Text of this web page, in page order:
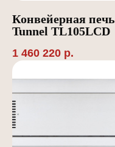
Конвейерная печь
Tunnel TL105LCD
1 460 220 р.